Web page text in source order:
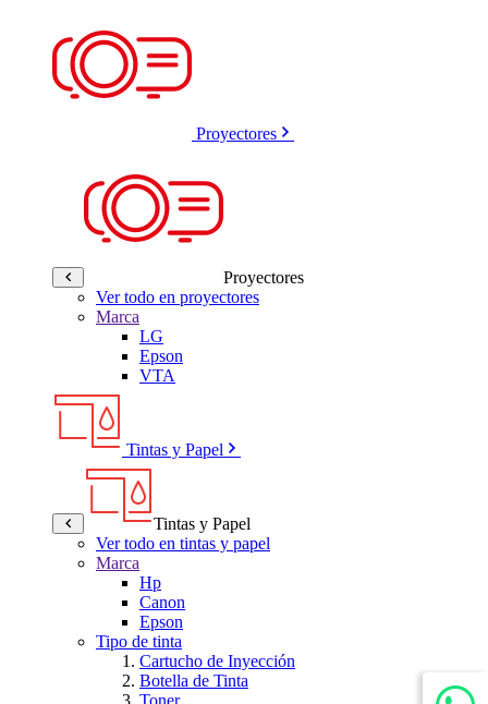
Proyectores
Proyectores
Ver todo en proyectores
Marca
LG
Epson
VTA
Tintas y Papel
Tintas y Papel
Ver todo en tintas y papel
Marca
Hp
Canon
Epson
Tipo de tinta
Cartucho de Inyección
Botella de Tinta
Toner